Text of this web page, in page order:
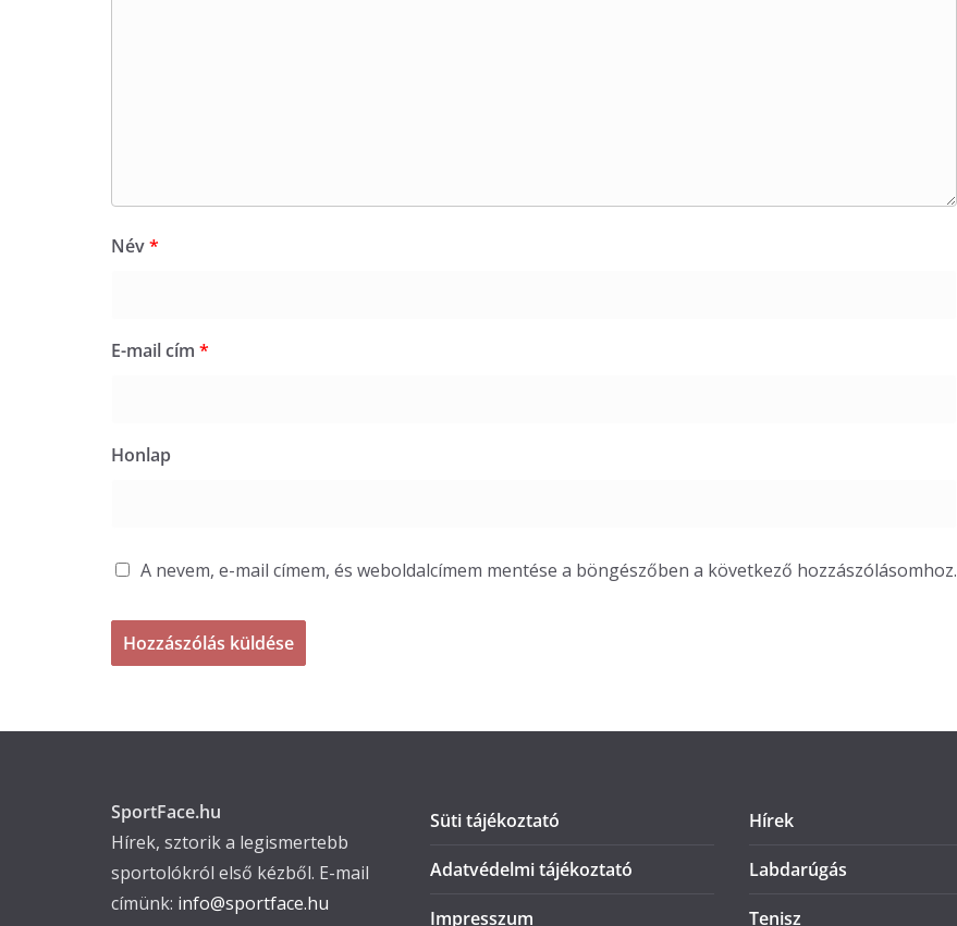
Név*
E-mail cím *
Honlap
A nevem, e-mail címem, és weboldalcímem mentése a böngészőben a következő hozzászólásomhoz.
SportFace.hu
Hírek, sztorik a legismertebb
sportolókról első kézből. E-mail
címünk: info@sportface.hu
Süti tájékoztató
Adatvédelmi tájékoztató
Impresszum
Hírek
Labdarúgás
Tenisz